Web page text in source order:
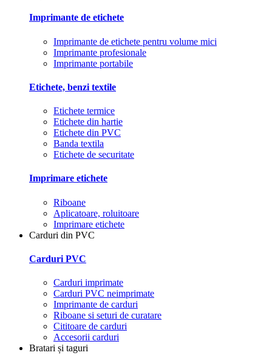
Imprimante de etichete
Imprimante de etichete pentru volume mici
Imprimante profesionale
Imprimante portabile
Etichete, benzi textile
Etichete termice
Etichete din hartie
Etichete din PVC
Banda textila
Etichete de securitate
Imprimare etichete
Riboane
Aplicatoare, roluitoare
Imprimare etichete
Carduri din PVC
Carduri PVC
Carduri imprimate
Carduri PVC neimprimate
Imprimante de carduri
Riboane si seturi de curatare
Cititoare de carduri
Accesorii carduri
Bratari și taguri